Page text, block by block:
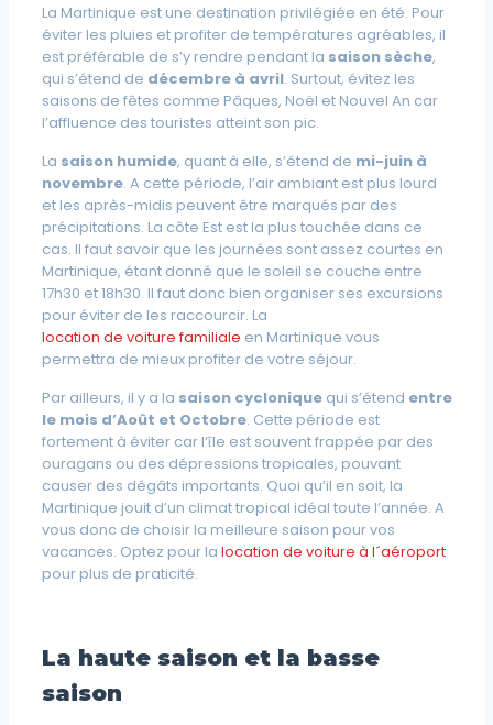
La Martinique est une destination privilégiée en été. Pour
éviter les pluies et profiter de températures agréables, il
est préférable de s’y rendre pendant la saison sèche,
qui s’étend de décembre à avril. Surtout, évitez les
saisons de fêtes comme Pâques, Noël et Nouvel An car
l’affluence des touristes atteint son pic.
La saison humide, quant à elle, s’étend de mi-juin à
novembre. A cette période, l’air ambiant est plus lourd
et les après-midis peuvent être marqués par des
précipitations. La côte Est est la plus touchée dans ce
cas. Il faut savoir que les journées sont assez courtes en
Martinique, étant donné que le soleil se couche entre
17h30 et 18h30. Il faut donc bien organiser ses excursions
pour éviter de les raccourcir. La
location de voiture familiale en Martinique vous
permettra de mieux profiter de votre séjour.
Par ailleurs, il y a la saison cycloniquequi s’étend entre
le mois d’Août et Octobre. Cette période est
fortement à éviter car l’île est souvent frappée par des
ouragans ou des dépressions tropicales, pouvant
causer des dégâts importants. Quoi qu’il en soit, la
Martinique jouit d’un climat tropical idéal toute l’année. A
vous donc de choisir la meilleure saison pour vos
vacances. Optez pour la location de voiture à l´aéroport
pour plus de praticité.
La haute saison et la basse
saison